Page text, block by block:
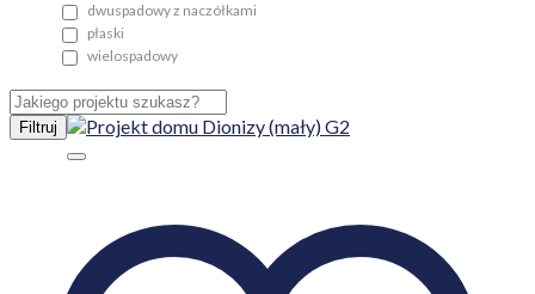
dwuspadowy z naczółkami
płaski
wielospadowy
Filtruj